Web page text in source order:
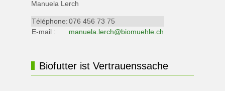
Manuela Lerch
Téléphone:076 456 73 75
E-mail :
manuela.lerch@biomuehle.ch
Biofutter ist Vertrauenssache